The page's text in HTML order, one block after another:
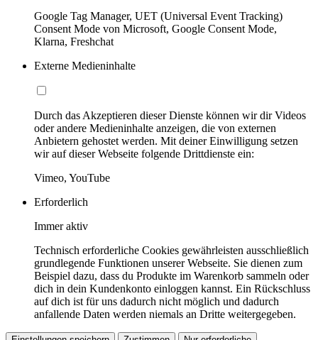
Google Tag Manager, UET (Universal Event Tracking)
Consent Mode von Microsoft, Google Consent Mode,
Klarna, Freshchat
Externe Medieninhalte
Durch das Akzeptieren dieser Dienste können wir dir Videos
oder andere Medieninhalte anzeigen, die von externen
Anbietern gehostet werden. Mit deiner Einwilligung setzen
wir auf dieser Webseite folgende Drittdienste ein:
Vimeo, YouTube
Erforderlich
Immer aktiv
Technisch erforderliche Cookies gewährleisten ausschließlich
grundlegende Funktionen unserer Webseite. Sie dienen zum
Beispiel dazu, dass du Produkte im Warenkorb sammeln oder
dich in dein Kundenkonto einloggen kannst. Ein Rückschluss
auf dich ist für uns dadurch nicht möglich und dadurch
anfallende Daten werden niemals an Dritte weitergegeben.